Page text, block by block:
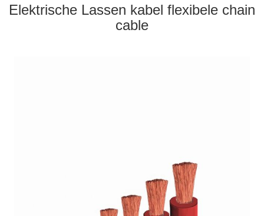
i
Elektrische Lassen kabel flexibele chain
cable